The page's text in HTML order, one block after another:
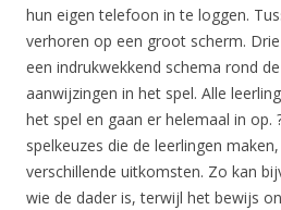
hun eigen telefoon in te loggen.
verhoren op een groot scherm.
een indrukwekkend schema rond
aanwijzingen in het spel. Alle
het spel en gaan er helemaal in op.
spelkeuzes die de leerlingen
verschillende uitkomsten. Zo kan
wie de dader is, terwijl het bewijs